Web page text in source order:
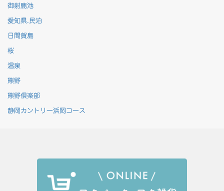
御射鹿池
愛知県.民泊
日間賀島
桜
温泉
熊野
熊野倶楽部
静岡カントリー浜岡コース